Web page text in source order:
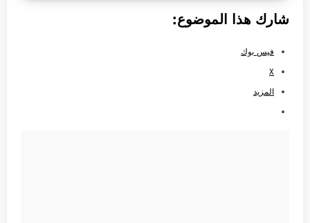
شارك هذا الموضوع:
فيس بوك
X
المزيد